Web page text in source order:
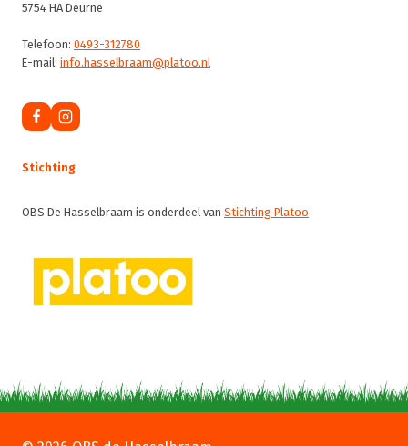
5754 HA Deurne
Telefoon: 0493-312780
E-mail: info.hasselbraam@platoo.nl
Stichting
OBS De Hasselbraam is onderdeel van Stichting Platoo